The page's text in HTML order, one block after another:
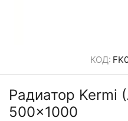
КОД:
Радиатор Kermi
500x1000